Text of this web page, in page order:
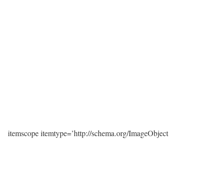
itemscope itemtype=’http://schema.org/ImageObject